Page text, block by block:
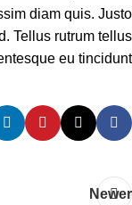
diam quis. Justo
Tellus rutrum tellus
eu tincidunt.
Newer